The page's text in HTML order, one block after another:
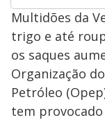
Multidões da
trigo e até
os saques
Organização
Petróleo
tem